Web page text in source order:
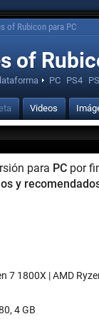
of Rubicon para PC
of
PC PS4
Videos
para PC por
y
7 1800X | AMD
4 GB